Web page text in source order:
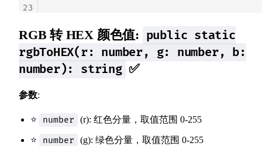
23
RGB 转 HEX 颜色值: public static
rgbToHEX(r: number, g: number, b:
number): string ✅
参数:
⭐ number (r): 红色分量，取值范围 0-255
⭐ number (g): 绿色分量，取值范围 0-255